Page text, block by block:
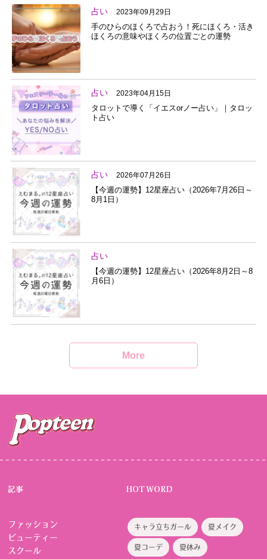
占い 2023年09月29日
手のひらのほくろで占おう！死にほくろ・活き
ほくろの意味やほくろの位置ごとの運勢
占い 2023年04月15日
タロットで導く「イエスorノー占い」｜タロッ
ト占い
占い 2026年07月26日
【今週の運勢】12星座占い（2026年7月26日～
8月1日）
占い
【今週の運勢】12星座占い（2026年8月2日～8
月6日）
More
記事
ファッション
ビューティー
スクール
HOT WORD
キャラ立ちガール 夏メイク
夏コーデ 夏休み